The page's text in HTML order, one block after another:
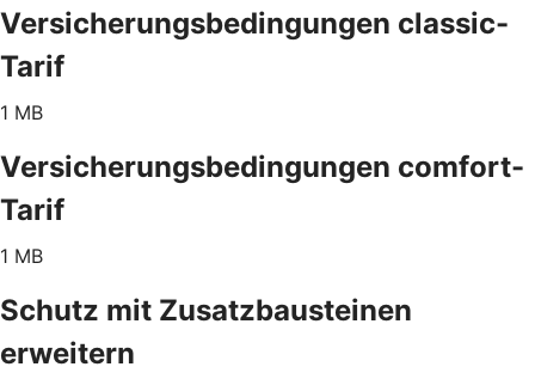
Versicherungsbedingungen classic-
Tarif
1 MB
Versicherungsbedingungen comfort-
Tarif
1 MB
Schutz mit Zusatzbausteinen
erweitern